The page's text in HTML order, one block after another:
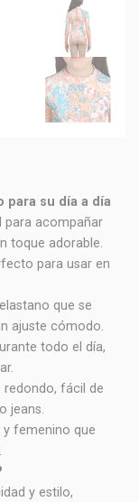
para su día a día
para acompañar
toque adorable.
para usar en
que se
ajuste cómodo.
todo el día,
redondo, fácil de
jeans.
femenino que
y estilo,